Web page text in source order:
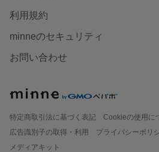
利用規約
minneのセキュリティ
お問い合わせ
特定商取引法に基づく表記
Cookieの使用に
広告識別子の取得・利用
プライバシーポリ
メディアキット